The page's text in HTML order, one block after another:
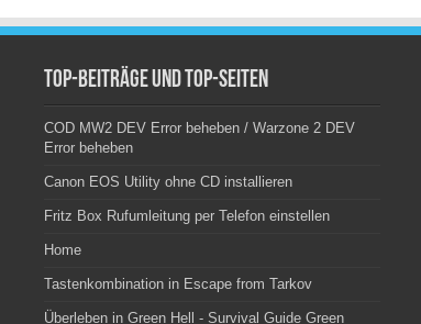
Top-Beiträge und Top-Seiten
COD MW2 DEV Error beheben / Warzone 2 DEV
Error beheben
Canon EOS Utility ohne CD installieren
Fritz Box Rufumleitung per Telefon einstellen
Home
Tastenkombination in Escape from Tarkov
Überleben in Green Hell - Survival Guide Green